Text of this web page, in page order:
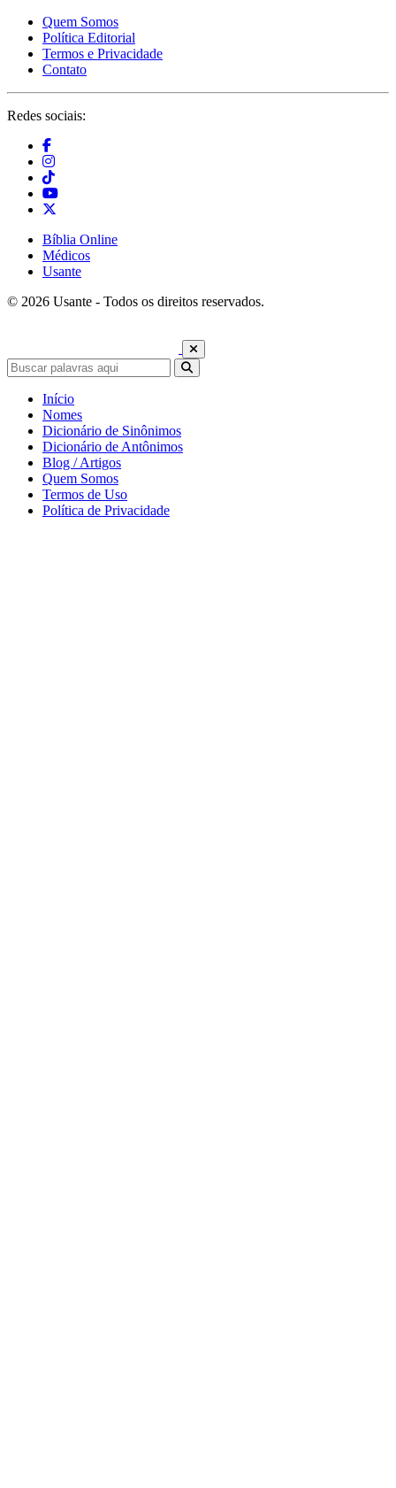
Quem Somos
Política Editorial
Termos e Privacidade
Contato
Redes sociais:
Bíblia Online
Médicos
Usante
© 2026 Usante - Todos os direitos reservados.
Início
Nomes
Dicionário de Sinônimos
Dicionário de Antônimos
Blog / Artigos
Quem Somos
Termos de Uso
Política de Privacidade